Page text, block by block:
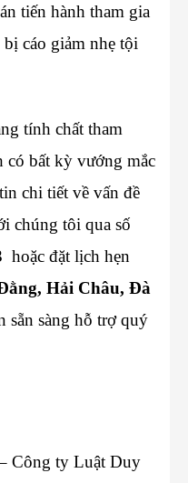
tiến hành tham gia
cáo giảm nhẹ tội
tính chất tham
có bất kỳ vướng mắc
chi tiết về vấn đề
chúng tôi qua số
hoặc đặt lịch hẹn
Hải Châu, Đà
sẵn sàng hỗ trợ quý
Công ty Luật Duy